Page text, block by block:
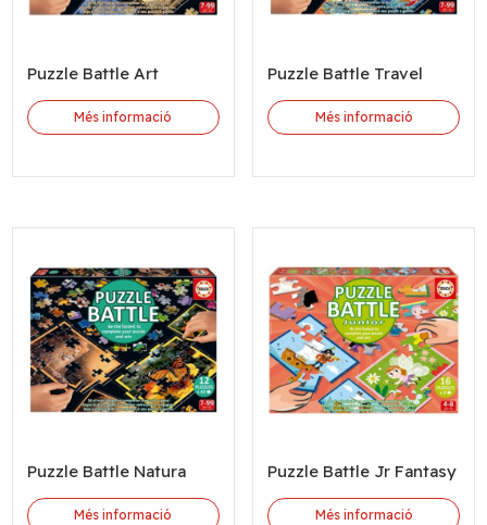
Puzzle Battle Art
Més informació
Puzzle Battle Travel
Més informació
Puzzle Battle Natura
Més informació
Puzzle Battle Jr Fantasy
Més informació